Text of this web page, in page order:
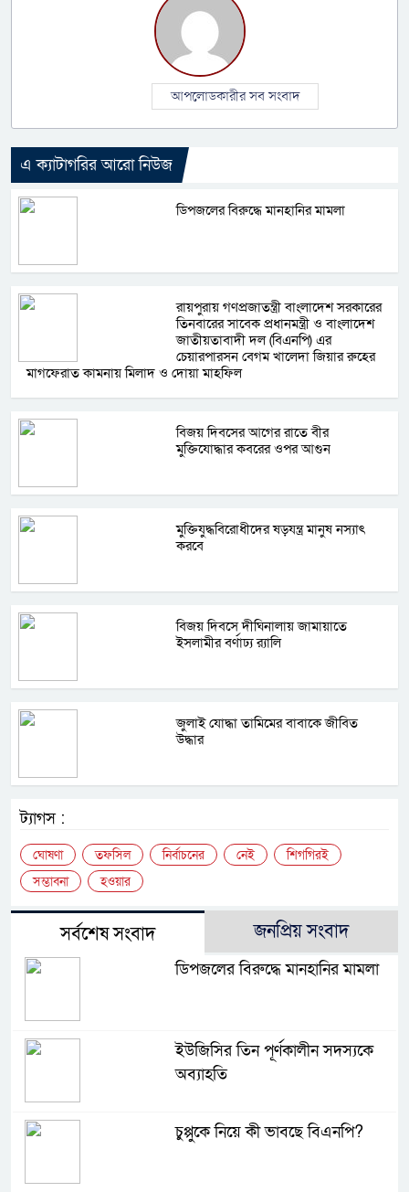
আপলোডকারীর সব সংবাদ
এ ক্যাটাগরির আরো নিউজ
ডিপজলের বিরুদ্ধে মানহানির মামলা
রায়পুরায় গণপ্রজাতন্ত্রী বাংলাদেশ সরকারের
তিনবারের সাবেক প্রধানমন্ত্রী ও বাংলাদেশ
জাতীয়তাবাদী দল (বিএনপি) এর
চেয়ারপারসন বেগম খালেদা জিয়ার রুহের
মাগফেরাত কামনায় মিলাদ ও দোয়া মাহফিল
বিজয় দিবসের আগের রাতে বীর
মুক্তিযোদ্ধার কবরের ওপর আগুন
মুক্তিযুদ্ধবিরোধীদের ষড়যন্ত্র মানুষ নস্যাৎ
করবে
বিজয় দিবসে দীঘিনালায় জামায়াতে
ইসলামীর বর্ণাঢ্য র‍্যালি
জুলাই যোদ্ধা তামিমের বাবাকে জীবিত
উদ্ধার
ট্যাগস :
ঘোষণা তফসিল নির্বাচনের নেই
শিগগিরই
সম্ভাবনা
হওয়ার
সর্বশেষ সংবাদ জনপ্রিয় সংবাদ
ডিপজলের বিরুদ্ধে মানহানির মামলা
ইউজিসির তিন পূর্ণকালীন সদস্যকে
অব্যাহতি
চুপ্পুকে নিয়ে কী ভাবছে বিএনপি?